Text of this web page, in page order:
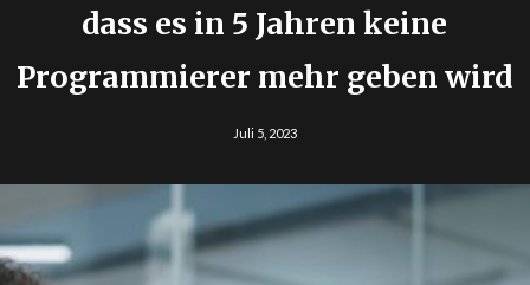
dass es in 5 Jahren keine
Programmierer mehr geben wird
Juli 5, 2023